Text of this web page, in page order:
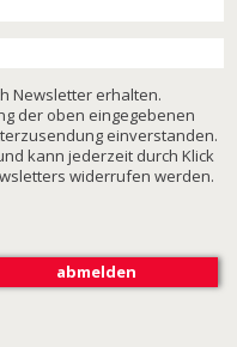
Newsletter erhalten.
der oben eingegebenen
einverstanden.
kann jederzeit durch Klick
widerrufen werden.